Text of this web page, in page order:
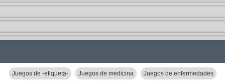
Juegos de -etiqueta- Juegos de medicina Juegos de enfermedades